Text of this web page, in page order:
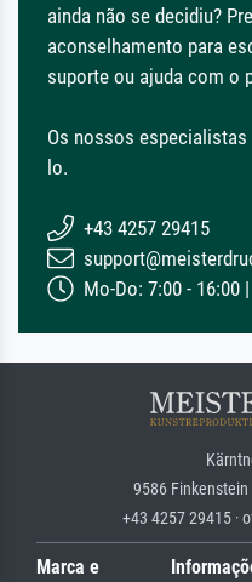
ainda não se decidiu?
aconselhamento para
suporte ou ajuda com o
Os nossos
lo.
+43 4257 29415
Mo-Do: 7:00 - 16:00
9586 Finkenstein
+43 4257 29415 ·
Marca e